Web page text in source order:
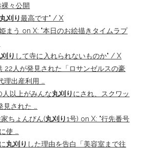
々公開
丸刈り最高です" / X
まう on X: "本日のお絵描きタイムラプ
り して寺に入れられないものか" / X
22人が発見された「ロサンゼルスの豪
理出産利用 …
人以上がみんな丸刈り にされ、スクワッ
された …
ちょんびん(丸刈り1号) on X: "行先番号
使 …
丸刈り した理由を告白「美容室まで往